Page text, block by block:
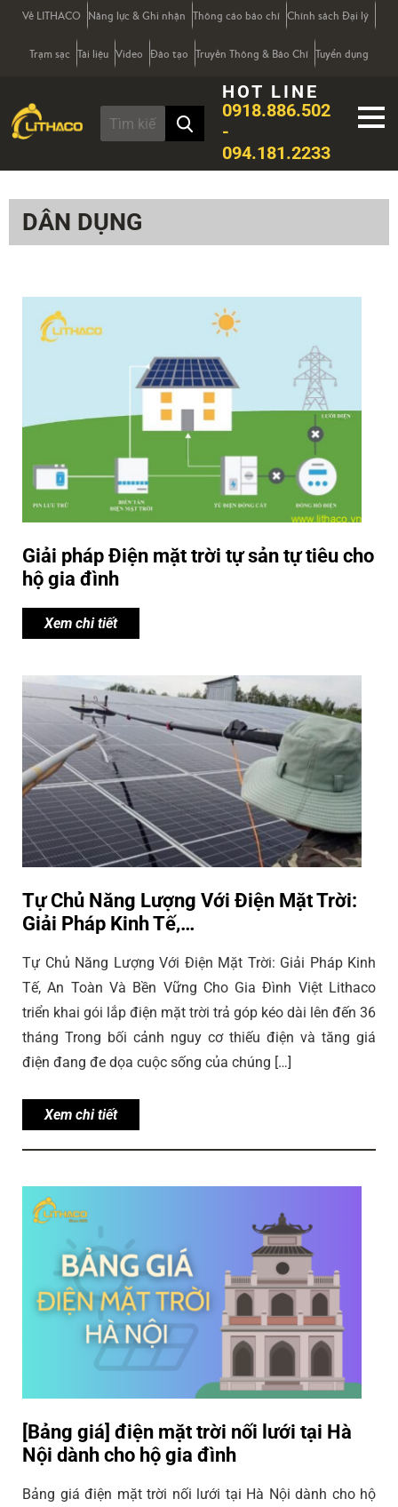
Về LITHACO Năng lực & Ghi nhận Thông cáo báo chí Chính sách Đại lý
Trạm sạc Tài liệu Video Đào tạo Truyền Thông & Báo Chí Tuyển dụng
HOT LINE
0918.886.502
-
094.181.2233
DÂN DỤNG
Giải pháp Điện mặt trời tự sản tự tiêu cho
hộ gia đình
Xem chi tiết
Tự Chủ Năng Lượng Với Điện Mặt Trời:
Giải Pháp Kinh Tế,…
Tự Chủ Năng Lượng Với Điện Mặt Trời: Giải Pháp Kinh
Tế, An Toàn Và Bền Vững Cho Gia Đình Việt Lithaco
triển khai gói lắp điện mặt trời trả góp kéo dài lên đến 36
tháng Trong bối cảnh nguy cơ thiếu điện và tăng giá
điện đang đe dọa cuộc sống của chúng […]
Xem chi tiết
[Bảng giá] điện mặt trời nối lưới tại Hà
Nội dành cho hộ gia đình
Bảng giá điện mặt trời nối lưới tại Hà Nội dành cho hộ